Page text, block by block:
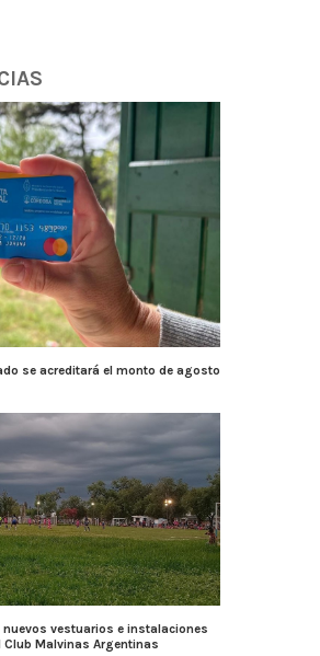
se acreditará el monto de agosto
vestuarios e instalaciones
Malvinas Argentinas